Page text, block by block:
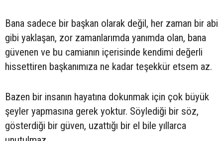
Bana sadece bir başkan olarak değil, her zaman bir abi
gibi yaklaşan, zor zamanlarımda yanımda olan, bana
güvenen ve bu camianın içerisinde kendimi değerli
hissettiren başkanımıza ne kadar teşekkür etsem az.
Bazen bir insanın hayatına dokunmak için çok büyük
şeyler yapmasına gerek yoktur. Söylediği bir söz,
gösterdiği bir güven, uzattığı bir el bile yıllarca